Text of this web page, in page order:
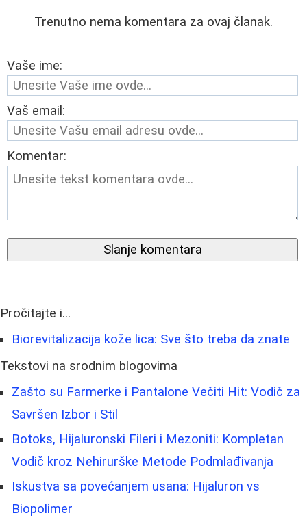
Trenutno nema komentara za ovaj članak.
Vaše ime:
Vaš email:
Komentar:
Slanje komentara
Pročitajte i...
Biorevitalizacija kože lica: Sve što treba da znate
Tekstovi na srodnim blogovima
Zašto su Farmerke i Pantalone Večiti Hit: Vodič za
Savršen Izbor i Stil
Botoks, Hijaluronski Fileri i Mezoniti: Kompletan
Vodič kroz Nehirurške Metode Podmlađivanja
Iskustva sa povećanjem usana: Hijaluron vs
Biopolimer